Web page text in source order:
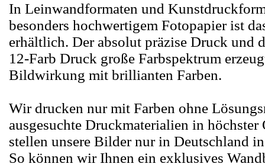
In Leinwandformaten und
besonders hochwertigem Fotopapier ist
erhältlich. Der absolut präzise Druck und
12-Farb Druck große Farbspektrum
Bildwirkung mit brillianten Farben.
Wir drucken nur mit Farben ohne
ausgesuchte Druckmaterialien in
stellen unsere Bilder nur in Deutschland
So können wir Ihnen ein exklusives